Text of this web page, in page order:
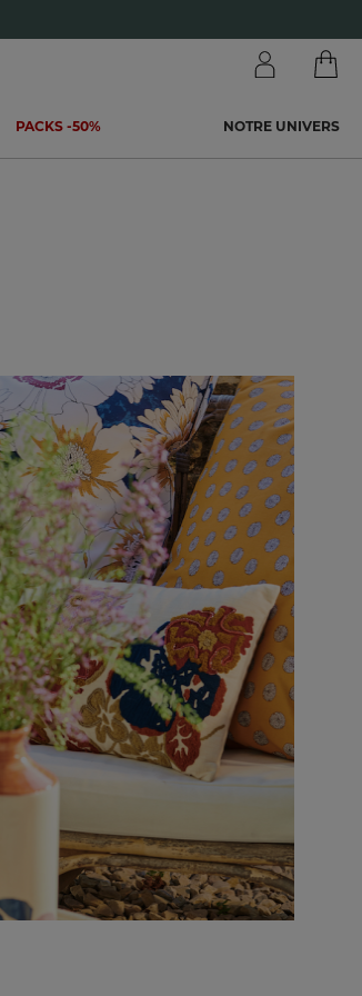
PACKS -50% NOTRE UNIVERS